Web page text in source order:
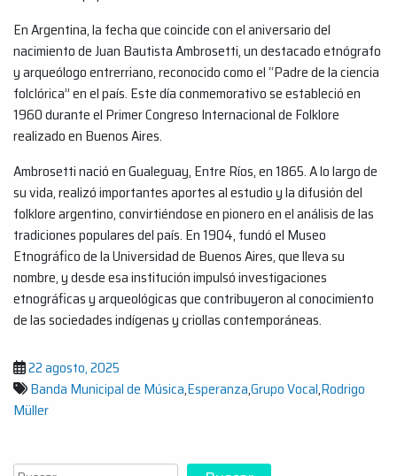
En Argentina, la fecha que coincide con el aniversario del
nacimiento de Juan Bautista Ambrosetti, un destacado etnógrafo
y arqueólogo entrerriano, reconocido como el “Padre de la ciencia
folclórica” en el país. Este día conmemorativo se estableció en
1960 durante el Primer Congreso Internacional de Folklore
realizado en Buenos Aires.
Ambrosetti nació en Gualeguay, Entre Ríos, en 1865. A lo largo de
su vida, realizó importantes aportes al estudio y la difusión del
folklore argentino, convirtiéndose en pionero en el análisis de las
tradiciones populares del país. En 1904, fundó el Museo
Etnográfico de la Universidad de Buenos Aires, que lleva su
nombre, y desde esa institución impulsó investigaciones
etnográficas y arqueológicas que contribuyeron al conocimiento
de las sociedades indígenas y criollas contemporáneas.
22 agosto, 2025
Banda Municipal de Música,Esperanza,Grupo Vocal,Rodrigo
Müller